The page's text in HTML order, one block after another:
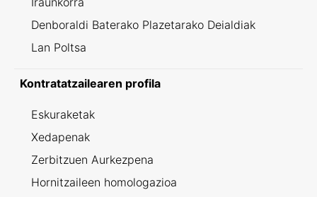
Denboraldi Baterako Plazetarako Deialdiak
Lan Poltsa
Kontratatzailearen profila
Eskuraketak
Xedapenak
Zerbitzuen Aurkezpena
Hornitzaileen homologazioa